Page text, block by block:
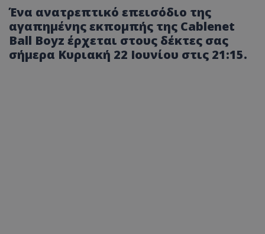
Ένα ανατρεπτικό επεισόδιο της
αγαπημένης εκπομπής της Cablenet
Ball Boyz έρχεται στους δέκτες σας
σήμερα Κυριακή 22 Ιουνίου στις 21:15.